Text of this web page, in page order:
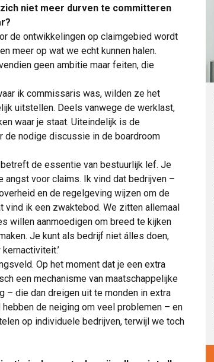
niet meer durven te committeren
de ontwikkelingen op claimgebied wordt
meer op wat we echt kunnen halen.
geen ambitie maar feiten, die
ik commissaris was, wilden ze het
uitstellen. Deels vanwege de werklast,
waar je staat. Uiteindelijk is de
de nodige discussie in de boardroom
betreft de essentie van bestuurlijk lef. Je
voor claims. Ik vind dat bedrijven –
en de regelgeving wijzen om de
vind ik een zwaktebod. We zitten allemaal
willen aanmoedigen om breed te kijken
Je kunt als bedrijf niet álles doen,
Op het moment dat je een extra
een mechanisme van maatschappelijke
– die dan dreigen uit te monden in extra
de neiging om veel problemen – en
op individuele bedrijven, terwijl we toch